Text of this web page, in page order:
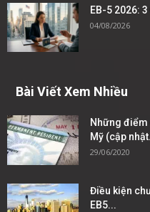
EB-5 2026:
04/08/2026
Bài Viết Xem Nhiều
Những
Mỹ (cập
29/06/2020
Điều kiện
EB5...